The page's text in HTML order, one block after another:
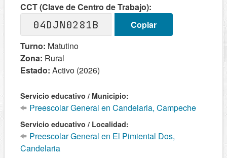
CCT (Clave de Centro de Trabajo):
04DJN0281B
Copiar
Turno: Matutino
Zona: Rural
Estado: Activo (2026)
Servicio educativo / Municipio:
Preescolar General en Candelaria, Campeche
Servicio educativo / Localidad:
Preescolar General en El Pimiental Dos,
Candelaria